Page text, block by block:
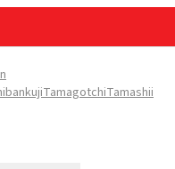
TamagotchiTamashii